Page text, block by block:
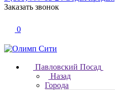
Заказать звонок
0
Павловский Посад
Назад
Города